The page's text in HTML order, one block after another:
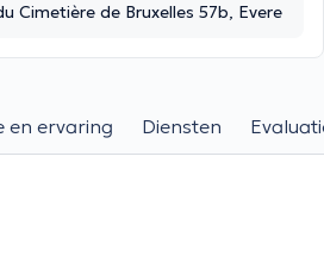
Cimetière de Bruxelles 57b, Evere
en ervaring Diensten